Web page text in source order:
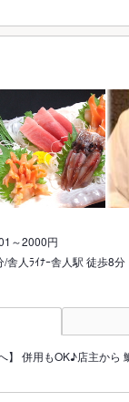
～2000円
舎人ﾗｲﾅｰ舎人駅 徒歩8分
】 併用もOK♪店主から